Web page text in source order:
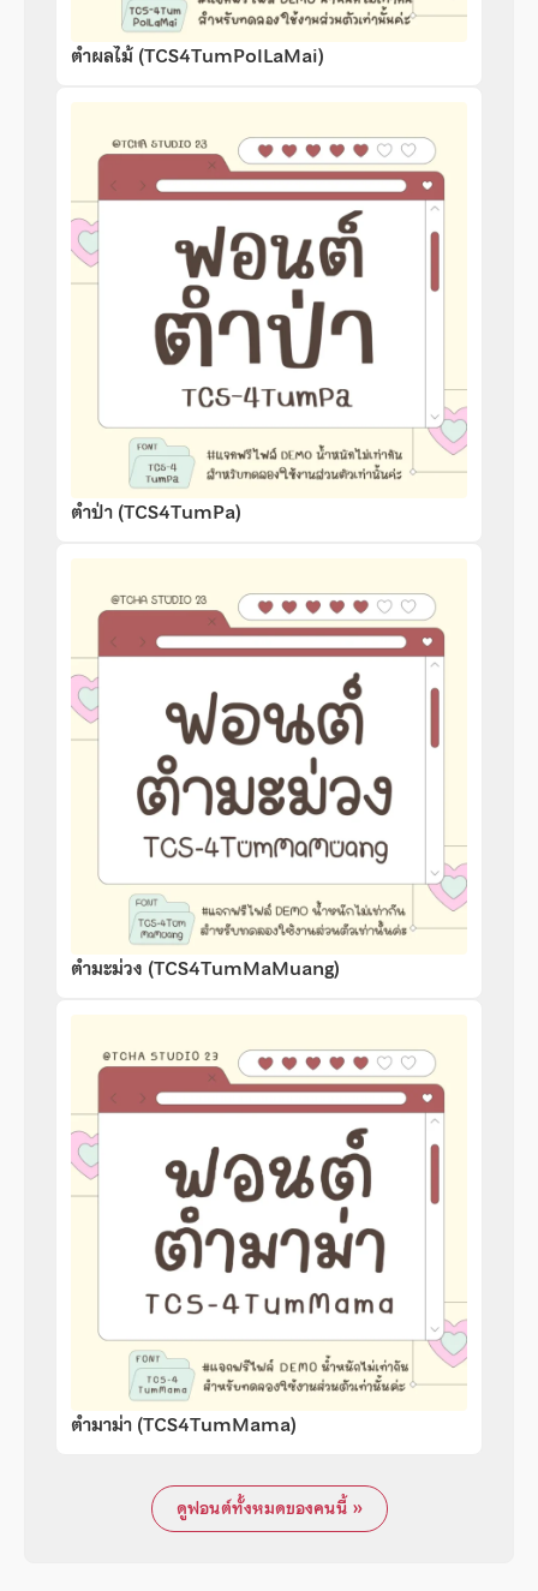
ตำผลไม้ (TCS4TumPolLaMai)
ตำป่า (TCS4TumPa)
ตำมะม่วง (TCS4TumMaMuang)
ตำมาม่า (TCS4TumMama)
ดูฟอนต์ทั้งหมดของคนนี้ »